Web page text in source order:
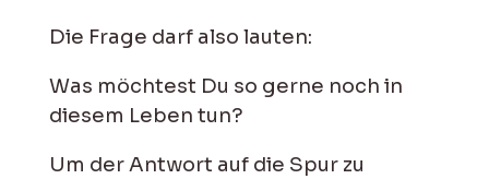
Die Frage darf also lauten:
Was möchtest Du so gerne noch in
diesem Leben tun?
Um der Antwort auf die Spur zu